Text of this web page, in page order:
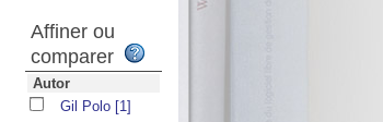
Affiner ou
comparer
Autor
Gil Polo [1]